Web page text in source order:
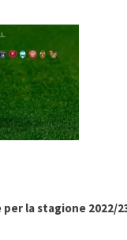
la stagione 2022/